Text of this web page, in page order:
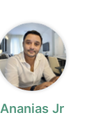
Ananias Jr